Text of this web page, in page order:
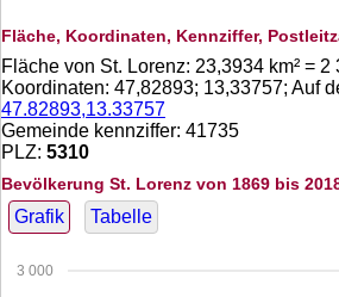
Fläche, Koordinaten, Kennziffer,
Fläche von St. Lorenz: 23,3934 km² = 2
Koordinaten: 47,82893; 13,33757; Auf
47.82893,13.33757
Gemeinde kennziffer: 41735
PLZ: 5310
Bevölkerung St. Lorenz von 1869 bis
Grafik Tabelle
3 000